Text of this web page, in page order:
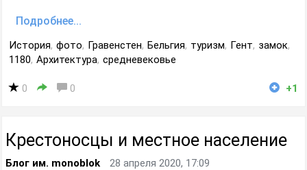
Подробнее...
История, фото, Гравенстен, Бельгия, туризм, Гент, замок,
1180, Архитектура, средневековье
0 0 +1
Крестоносцы и местное население
Блог им. monoblok 28 апреля 2020, 17:09